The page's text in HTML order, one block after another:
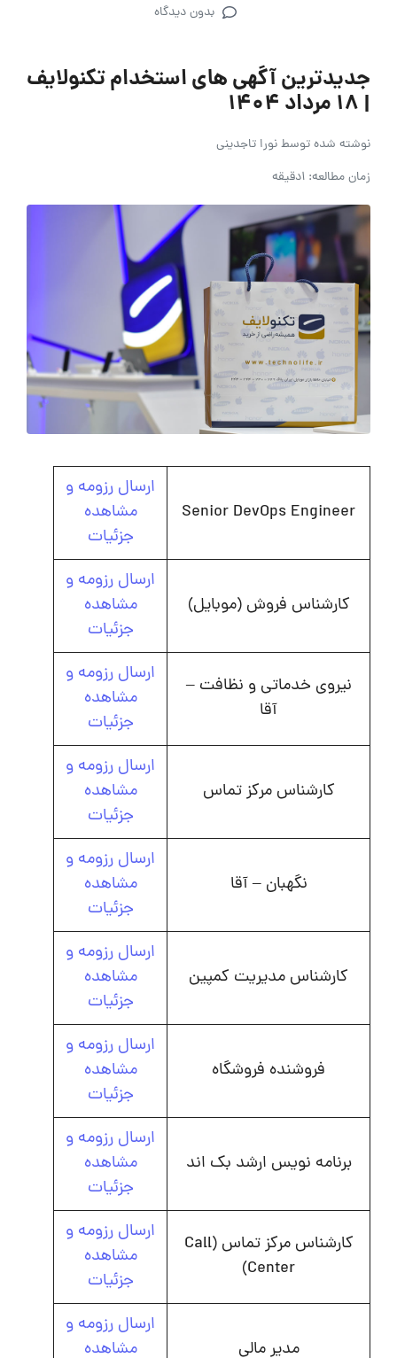
بدون دیدگاه
جدیدترین آگهی های استخدام تکنولایف
| 18 مرداد 1404
نوشته شده توسطنورا تاجدینی
زمان مطالعه: 1دقیقه
Senior DevOps Engineer
ارسال رزومه و
مشاهده
جزئیات
کارشناس فروش (موبایل)
ارسال رزومه و
مشاهده
جزئیات
نیروی خدماتی و نظافت –
آقا
ارسال رزومه و
مشاهده
جزئیات
کارشناس مرکز تماس
ارسال رزومه و
مشاهده
جزئیات
نگهبان – آقا
ارسال رزومه و
مشاهده
جزئیات
کارشناس مدیریت کمپین
ارسال رزومه و
مشاهده
جزئیات
فروشنده فروشگاه
ارسال رزومه و
مشاهده
جزئیات
برنامه نویس ارشد بک اند
ارسال رزومه و
مشاهده
جزئیات
کارشناس مرکز تماس (Call
Center)
ارسال رزومه و
مشاهده
جزئیات
مدیر مالی
ارسال رزومه و
مشاهده